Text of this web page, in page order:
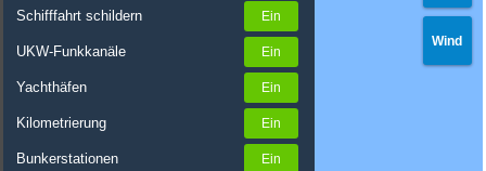
Schifffahrt schildern
UKW-Funkkanäle
Yachthäfen
Kilometrierung
Bunkerstationen
Wind